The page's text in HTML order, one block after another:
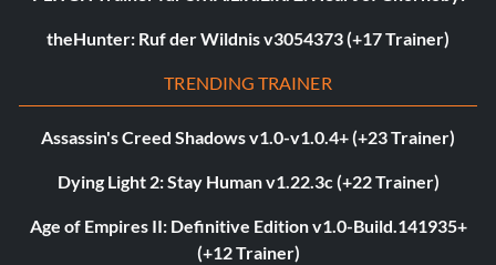
theHunter: Ruf der Wildnis v3054373 (+17 Trainer)
TRENDING TRAINER
Assassin's Creed Shadows v1.0-v1.0.4+ (+23 Trainer)
Dying Light 2: Stay Human v1.22.3c (+22 Trainer)
Age of Empires II: Definitive Edition v1.0-Build.141935+
(+12 Trainer)